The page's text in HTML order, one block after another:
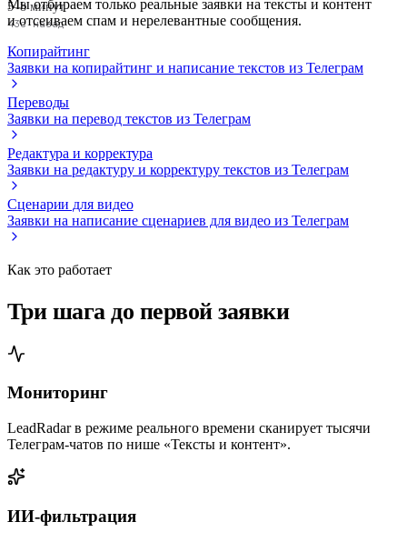
5–8 минут
43с назад
Мы отбираем только реальные заявки на тексты и контент
и отсеиваем спам и нерелевантные сообщения.
Копирайтинг
Заявки на копирайтинг и написание текстов из Телеграм
Переводы
Заявки на перевод текстов из Телеграм
Редактура и корректура
Заявки на редактуру и корректуру текстов из Телеграм
Сценарии для видео
Заявки на написание сценариев для видео из Телеграм
Как это работает
Три шага до первой заявки
Мониторинг
LeadRadar в режиме реального времени сканирует тысячи
Телеграм‑чатов по нише «Тексты и контент».
ИИ-фильтрация